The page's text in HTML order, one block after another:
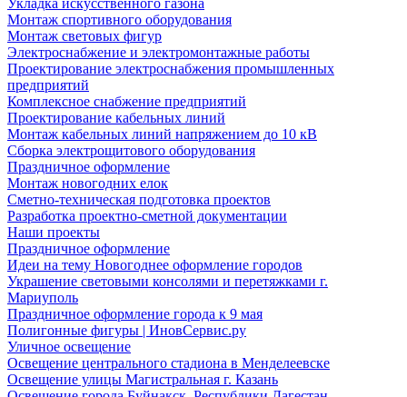
Укладка искусственного газона
Монтаж спортивного оборудования
Монтаж световых фигур
Электроснабжение и электромонтажные работы
Проектирование электроснабжения промышленных
предприятий
Комплексное снабжение предприятий
Проектирование кабельных линий
Монтаж кабельных линий напряжением до 10 кВ
Сборка электрощитового оборудования
Праздничное оформление
Монтаж новогодних елок
Сметно-техническая подготовка проектов
Разработка проектно-сметной документации
Наши проекты
Праздничное оформление
Идеи на тему Новогоднее оформление городов
Украшение световыми консолями и перетяжками г.
Мариуполь
Праздничное оформление города к 9 мая
Полигонные фигуры | ИновСервис.ру
Уличное освещение
Освещение центрального стадиона в Менделеевске
Освещение улицы Магистральная г. Казань